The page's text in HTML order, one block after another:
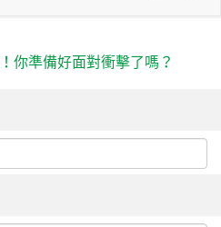
你準備好面對衝擊了嗎？